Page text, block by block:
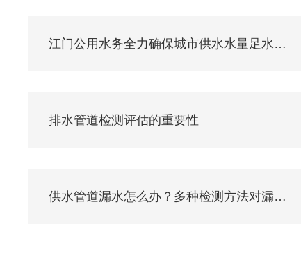
江门公用水务全力确保城市供水水量足水质优水压稳
排水管道检测评估的重要性
供水管道漏水怎么办？多种检测方法对漏水实施查找